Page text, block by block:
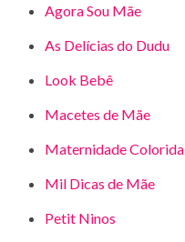
Agora Sou Mãe
As Delícias do Dudu
Look Bebê
Macetes de Mãe
Maternidade Colorida
Mil Dicas de Mãe
Petit Ninos